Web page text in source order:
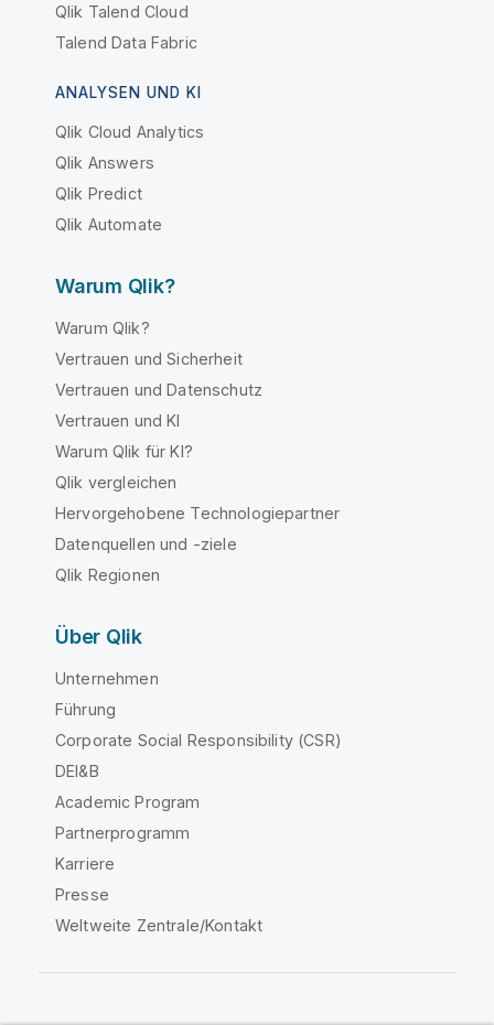
Qlik Talend Cloud
Talend Data Fabric
ANALYSEN UND KI
Qlik Cloud Analytics
Qlik Answers
Qlik Predict
Qlik Automate
Warum Qlik?
Warum Qlik?
Vertrauen und Sicherheit
Vertrauen und Datenschutz
Vertrauen und KI
Warum Qlik für KI?
Qlik vergleichen
Hervorgehobene Technologiepartner
Datenquellen und -ziele
Qlik Regionen
Über Qlik
Unternehmen
Führung
Corporate Social Responsibility (CSR)
DEI&B
Academic Program
Partnerprogramm
Karriere
Presse
Weltweite Zentrale/Kontakt